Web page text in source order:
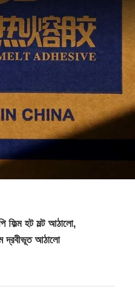
ফিল্ম হট মল্ট আঠালো,
দ্রবীভূত আঠালো